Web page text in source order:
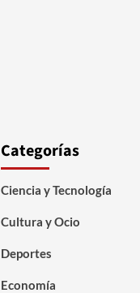
Categorías
Ciencia y Tecnología
Cultura y Ocio
Deportes
Economía